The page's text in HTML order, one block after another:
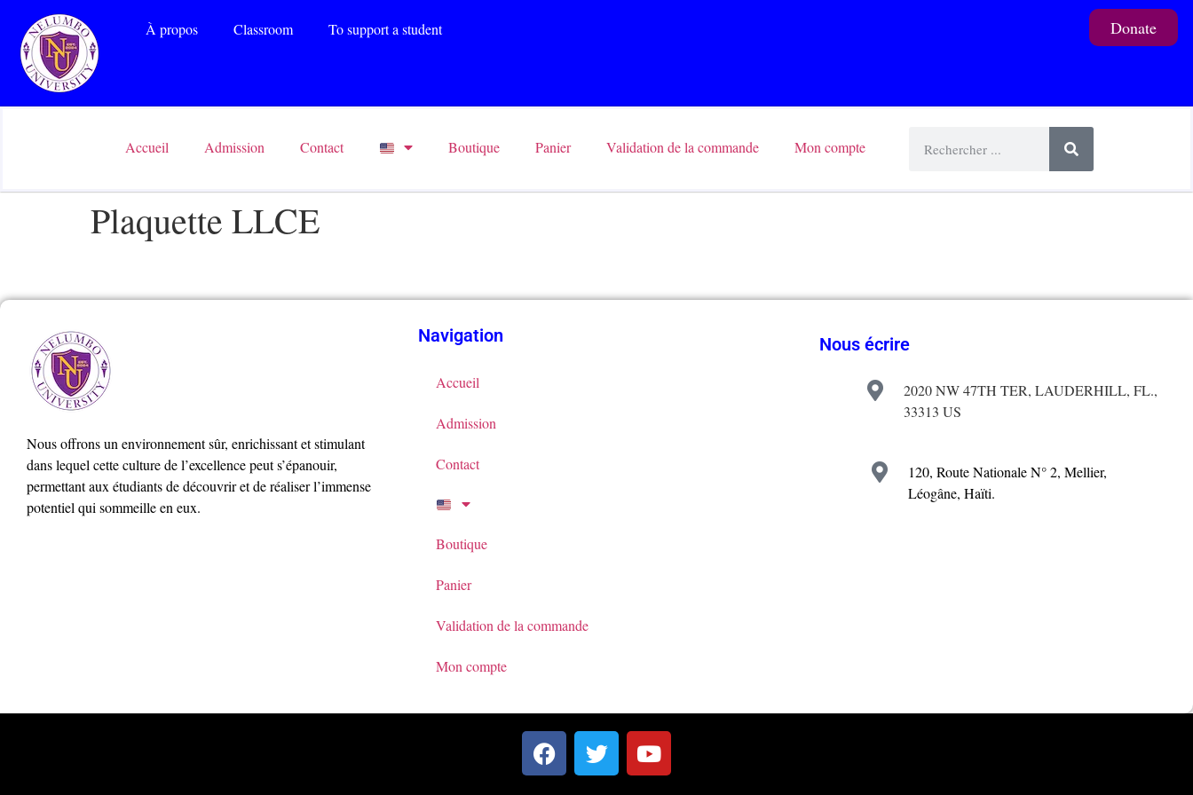
À propos Classroom To support a student Donate
Accueil Admission Contact Boutique Panier Validation de la commande Mon compte
Plaquette LLCE
Nous offrons un environnement sûr, enrichissant et stimulant
dans lequel cette culture de l’excellence peut s’épanouir,
permettant aux étudiants de découvrir et de réaliser l’immense
potentiel qui sommeille en eux.
Navigation
Accueil
Admission
Contact
Boutique
Panier
Validation de la commande
Mon compte
Nous écrire
2020 NW 47TH TER, LAUDERHILL, FL.,
33313 US
120, Route Nationale N° 2, Mellier,
Léogâne, Haïti.